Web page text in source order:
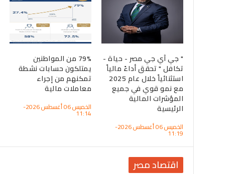
" جي آي جي مصر - حياة -
تكافل " تحقق أداءً مالياً
استثنائياً خلال عام 2025
مع نمو قوي في جميع
المؤشرات المالية
الرئيسية
الخميس 06 أغسطس 2026-
11:19
79% من المواطنين
يمتلكون حسابات نشطة
تمكنهم من إجراء
معاملات مالية
الخميس 06 أغسطس 2026-
11:14
اقتصاد مصر